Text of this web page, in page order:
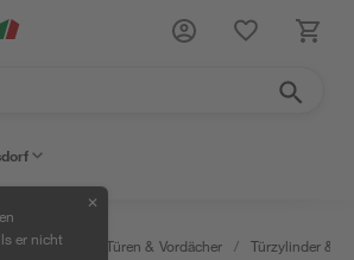
er nicht
✕
/ Fenster, Türen & Vordächer / Türzylinder &